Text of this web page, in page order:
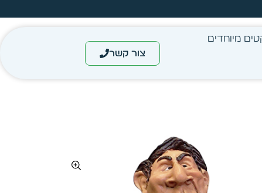
מחיר מיידי- מותאם לפי כמות
מיוחדים
צור קשר